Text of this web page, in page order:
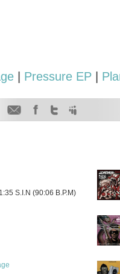
| Pressure EP|
S.I.N (90:06 B.P.M)